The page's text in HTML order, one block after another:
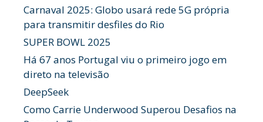
Carnaval 2025: Globo usará rede 5G própria
para transmitir desfiles do Rio
SUPER BOWL 2025
Há 67 anos Portugal viu o primeiro jogo em
direto na televisão
DeepSeek
Como Carrie Underwood Superou Desafios na